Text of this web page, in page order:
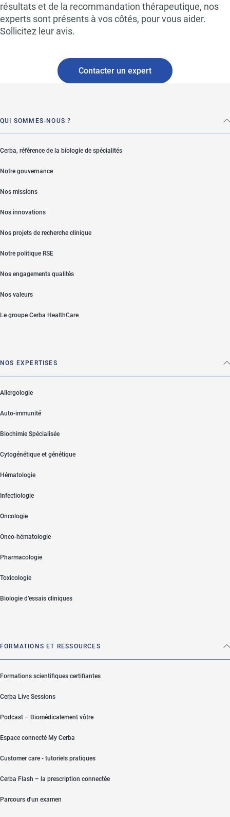
résultats et de la recommandation thérapeutique, nos
experts sont présents à vos côtés, pour vous aider.
Sollicitez leur avis.
Contacter un expert
QUI SOMMES-NOUS ?
Cerba, référence de la biologie de spécialités
Notre gouvernance
Nos missions
Nos innovations
Nos projets de recherche clinique
Notre politique RSE
Nos engagements qualités
Nos valeurs
Le groupe Cerba HealthCare
NOS EXPERTISES
Allergologie
Auto-immunité
Biochimie Spécialisée
Cytogénétique et génétique
Hématologie
Infectiologie
Oncologie
Onco-hématologie
Pharmacologie
Toxicologie
Biologie d’essais cliniques
FORMATIONS ET RESSOURCES
Formations scientifiques certifiantes
Cerba Live Sessions
Podcast – Biomédicalement vôtre
Espace connecté My Cerba
Customer care - tutoriels pratiques
Cerba Flash – la prescription connectée
Parcours d'un examen